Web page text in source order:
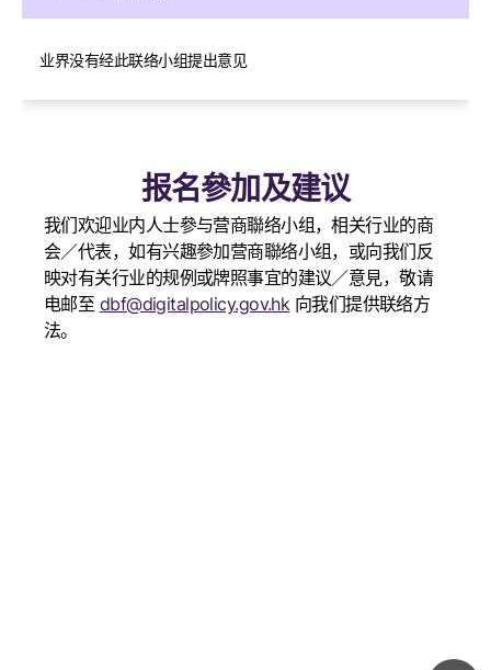
业界没有经此联络小组提出意见
报名參加及建议
我们欢迎业内人士參与营商聯络小组，相关行业的商
会／代表，如有兴趣參加营商聯络小组，或向我们反
映对有关行业的规例或牌照事宜的建议／意見，敬请
电邮至 dbf@digitalpolicy.gov.hk向我们提供联络方
法。